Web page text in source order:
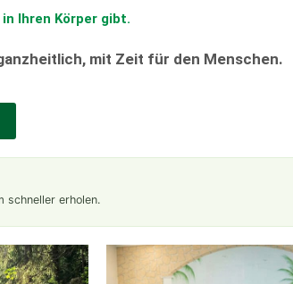
Ihren Körper gibt.
mit Zeit für den Menschen.
schneller erholen.